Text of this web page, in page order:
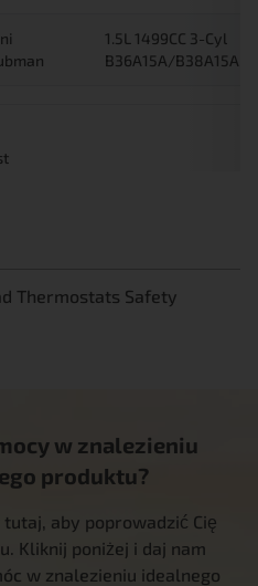
1.5L 1499CC 3-Cyl
B36A15A/B38A15A
Thermostats Safety
w znalezieniu
produktu?
tutaj, aby poprowadzić Cię
Kliknij poniżej i daj nam
w znalezieniu idealnego